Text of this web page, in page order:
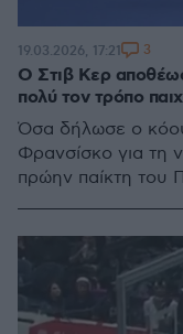
Ο Στιβ Κερ
πολύ τον τρόπο
Όσα δήλωσε ο
Φρανσίσκο για τη
πρώην παίκτη του
19.03.2026, 17:21 3